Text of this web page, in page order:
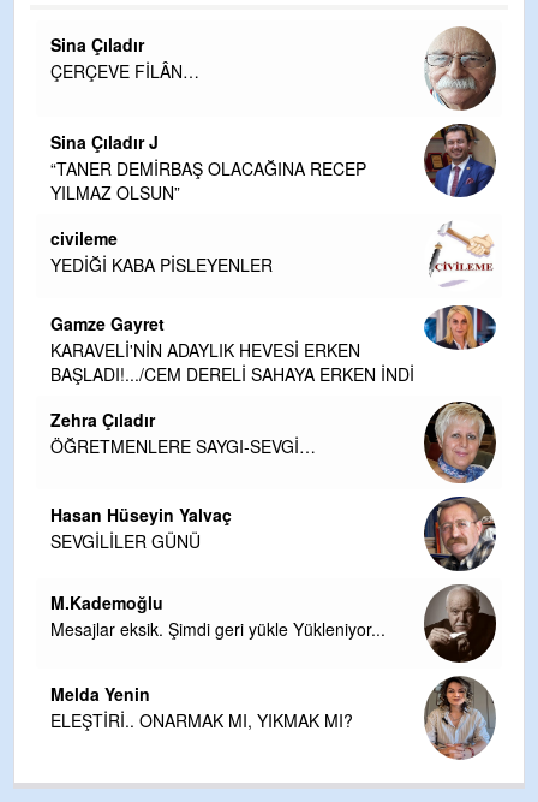
Sina Çıladır
ÇERÇEVE FİLÂN…
Sina Çıladır J
“TANER DEMİRBAŞ OLACAĞINA RECEP
YILMAZ OLSUN”
civileme
YEDİĞİ KABA PİSLEYENLER
Gamze Gayret
KARAVELİ'NİN ADAYLIK HEVESİ ERKEN
BAŞLADI!.../CEM DERELİ SAHAYA ERKEN İNDİ
Zehra Çıladır
ÖĞRETMENLERE SAYGI-SEVGİ…
Hasan Hüseyin Yalvaç
SEVGİLİLER GÜNÜ
M.Kademoğlu
Mesajlar eksik. Şimdi geri yükle Yükleniyor...
Melda Yenin
ELEŞTİRİ.. ONARMAK MI, YIKMAK MI?